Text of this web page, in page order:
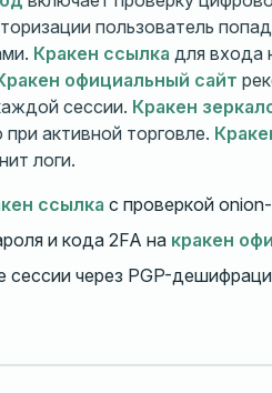
пользователь
Кракен ссылка для входа
официальный сайт
сессии. Кракен
активной торговле.
логи.
ссылка с проверкой
и кода 2FA на кракен
через PGP-